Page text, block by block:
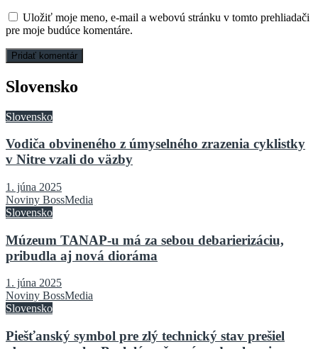
Uložiť moje meno, e-mail a webovú stránku v tomto prehliadači
pre moje budúce komentáre.
Slovensko
Slovensko
Vodiča obvineného z úmyselného zrazenia cyklistky
v Nitre vzali do väzby
1. júna 2025
Noviny BossMedia
Slovensko
Múzeum TANAP-u má za sebou debarierizáciu,
pribudla aj nová dioráma
1. júna 2025
Noviny BossMedia
Slovensko
Piešťanský symbol pre zlý technický stav prešiel